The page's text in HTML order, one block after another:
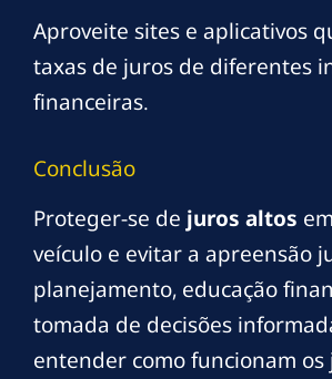
Aproveite sites e aplicativos
taxas de juros de diferentes
financeiras.
Conclusão
Proteger-se de juros altos
veículo e evitar a apreensão
planejamento, educação
tomada de decisões
entender como funcionam os